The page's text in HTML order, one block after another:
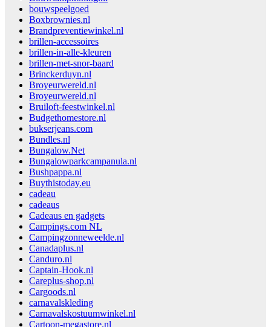
bouwspeelgoed
Boxbrownies.nl
Brandpreventiewinkel.nl
brillen-accessoires
brillen-in-alle-kleuren
brillen-met-snor-baard
Brinckerduyn.nl
Broyeurwereld.nl
Broyeurwereld.nl
Bruiloft-feestwinkel.nl
Budgethomestore.nl
bukserjeans.com
Bundles.nl
Bungalow.Net
Bungalowparkcampanula.nl
Bushpappa.nl
Buythistoday.eu
cadeau
cadeaus
Cadeaus en gadgets
Campings.com NL
Campingzonneweelde.nl
Canadaplus.nl
Canduro.nl
Captain-Hook.nl
Careplus-shop.nl
Cargoods.nl
carnavalskleding
Carnavalskostuumwinkel.nl
Cartoon-megastore.nl